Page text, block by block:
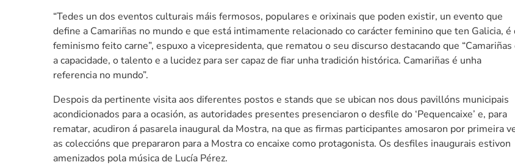
“Tedes un dos eventos culturais máis fermosos, populares e orixinais que poden existir, un evento que
define a Camariñas no mundo e que está intimamente relacionado co carácter feminino que ten Galicia, é
feminismo feito carne”, espuxo a vicepresidenta, que rematou o seu discurso destacando que “Camariñas
a capacidade, o talento e a lucidez para ser capaz de fiar unha tradición histórica. Camariñas é unha
referencia no mundo”.
Despois da pertinente visita aos diferentes postos e stands que se ubican nos dous pavillóns municipais
acondicionados para a ocasión, as autoridades presentes presenciaron o desfile do ‘Pequencaixe’ e, para
rematar, acudiron á pasarela inaugural da Mostra, na que as firmas participantes amosaron por primeira
as coleccións que prepararon para a Mostra co encaixe como protagonista. Os desfiles inaugurais estivon
amenizados pola música de Lucía Pérez.